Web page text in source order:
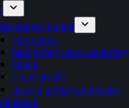
tippek
vérértékek
házi gyógyszeres szekrény
tetvek
csontritkulás
utazási gyógyszerkészlet